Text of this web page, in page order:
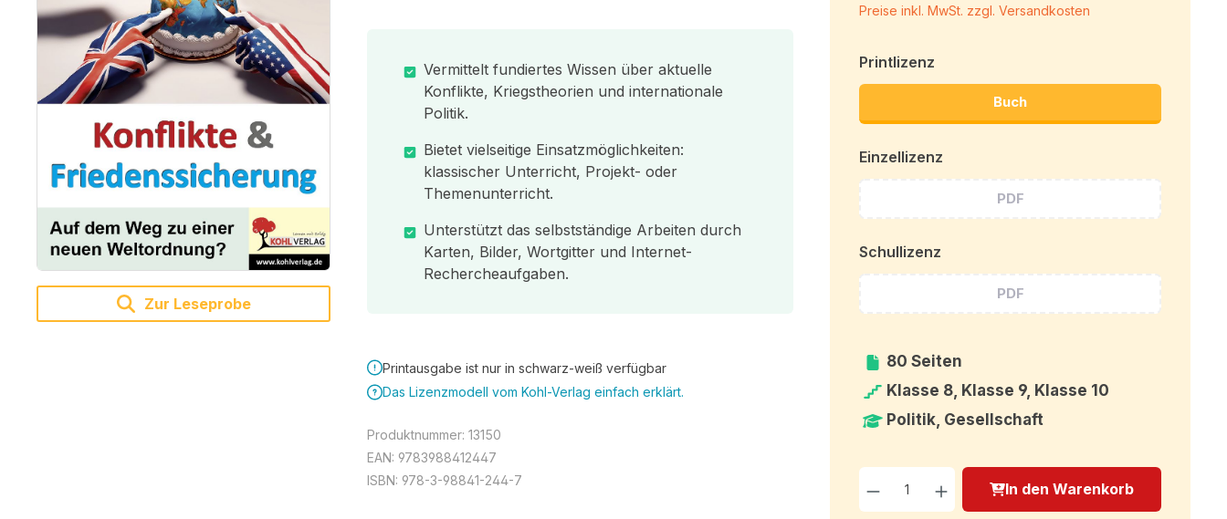
Zur Leseprobe
Vermittelt fundiertes Wissen über aktuelle
Konflikte, Kriegstheorien und internationale
Politik.
Bietet vielseitige Einsatzmöglichkeiten:
klassischer Unterricht, Projekt- oder
Themenunterricht.
Unterstützt das selbstständige Arbeiten durch
Karten, Bilder, Wortgitter und Internet-
Rechercheaufgaben.
Printausgabe ist nur in schwarz-weiß verfügbar
Das Lizenzmodell vom Kohl-Verlag einfach erklärt.
Produktnummer:13150
EAN: 9783988412447
ISBN: 978-3-98841-244-7
Preise inkl. MwSt. zzgl. Versandkosten
Printlizenz
Buch
Einzellizenz
PDF
Schullizenz
PDF
80 Seiten
Klasse 8, Klasse 9, Klasse 10
Politik, Gesellschaft
Produkt Anzahl: Gib
In den Warenkorb